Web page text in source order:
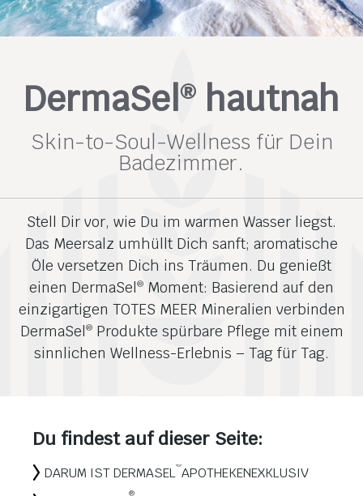
DermaSel® hautnah
Skin-to-Soul-Wellness für Dein
Badezimmer.
Stell Dir vor, wie Du im warmen Wasser liegst.
Das Meersalz umhüllt Dich sanft; aromatische
Öle versetzen Dich ins Träumen. Du genießt
einen DermaSel® Moment: Basierend auf den
einzigartigen TOTES MEER Mineralien verbinden
DermaSel®Produkte spürbare Pflege mit einem
sinnlichen Wellness-Erlebnis – Tag für Tag.
Du findest auf dieser Seite:
DARUM IST DERMASEL
®
APOTHEKENEXKLUSIV
®